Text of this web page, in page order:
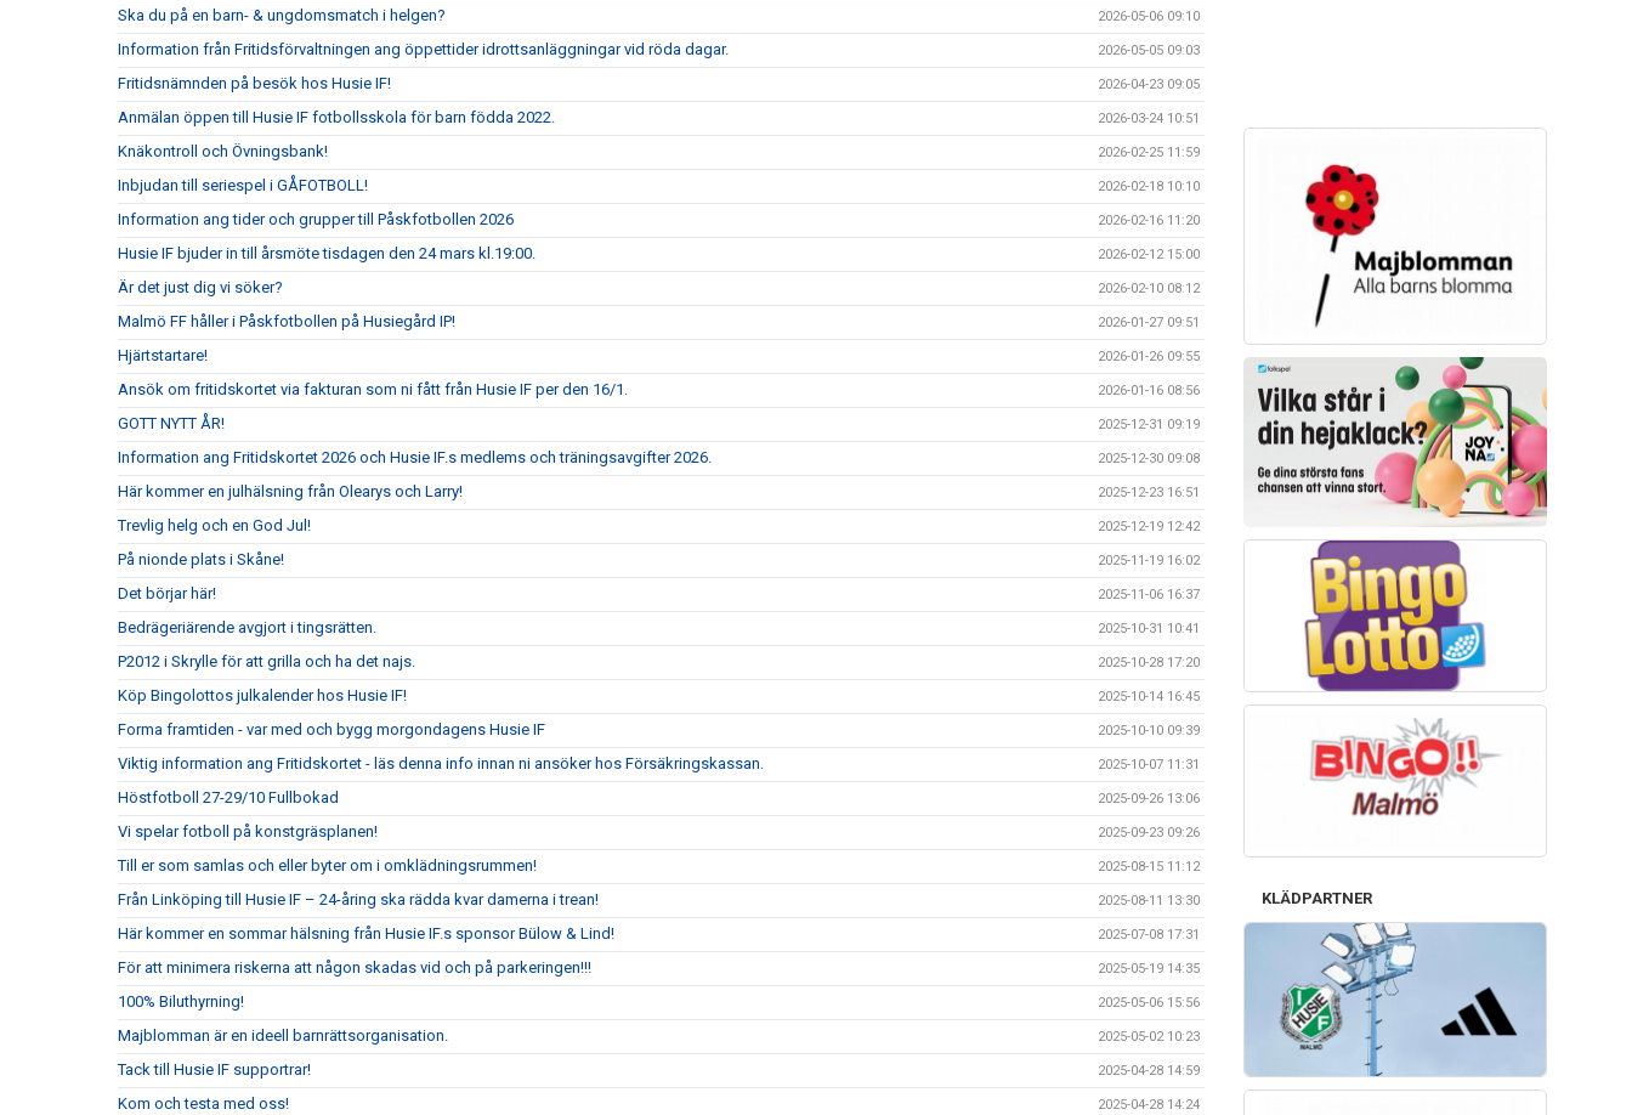
Ska du på en barn- & ungdomsmatch i helgen? 2026-05-06 09:10
Information från Fritidsförvaltningen ang öppettider idrottsanläggningar vid röda dagar. 2026-05-05 09:03
Fritidsnämnden på besök hos Husie IF! 2026-04-23 09:05
Anmälan öppen till Husie IF fotbollsskola för barn födda 2022. 2026-03-24 10:51
Knäkontroll och Övningsbank! 2026-02-25 11:59
Inbjudan till seriespel i GÅFOTBOLL! 2026-02-18 10:10
Information ang tider och grupper till Påskfotbollen 2026 2026-02-16 11:20
Husie IF bjuder in till årsmöte tisdagen den 24 mars kl.19:00. 2026-02-12 15:00
Är det just dig vi söker? 2026-02-10 08:12
Malmö FF håller i Påskfotbollen på Husiegård IP! 2026-01-27 09:51
Hjärtstartare! 2026-01-26 09:55
Ansök om fritidskortet via fakturan som ni fått från Husie IF per den 16/1. 2026-01-16 08:56
GOTT NYTT ÅR! 2025-12-31 09:19
Information ang Fritidskortet 2026 och Husie IF.s medlems och träningsavgifter 2026. 2025-12-30 09:08
Här kommer en julhälsning från Olearys och Larry! 2025-12-23 16:51
Trevlig helg och en God Jul! 2025-12-19 12:42
På nionde plats i Skåne! 2025-11-19 16:02
Det börjar här! 2025-11-06 16:37
Bedrägeriärende avgjort i tingsrätten. 2025-10-31 10:41
P2012 i Skrylle för att grilla och ha det najs. 2025-10-28 17:20
Köp Bingolottos julkalender hos Husie IF! 2025-10-14 16:45
Forma framtiden - var med och bygg morgondagens Husie IF 2025-10-10 09:39
Viktig information ang Fritidskortet - läs denna info innan ni ansöker hos Försäkringskassan. 2025-10-07 11:31
Höstfotboll 27-29/10 Fullbokad 2025-09-26 13:06
Vi spelar fotboll på konstgräsplanen! 2025-09-23 09:26
Till er som samlas och eller byter om i omklädningsrummen! 2025-08-15 11:12
Från Linköping till Husie IF – 24-åring ska rädda kvar damerna i trean! 2025-08-11 13:30
Här kommer en sommar hälsning från Husie IF.s sponsor Bülow & Lind! 2025-07-08 17:31
För att minimera riskerna att någon skadas vid och på parkeringen!!! 2025-05-19 14:35
100% Biluthyrning! 2025-05-06 15:56
Majblomman är en ideell barnrättsorganisation. 2025-05-02 10:23
Tack till Husie IF supportrar! 2025-04-28 14:59
Kom och testa med oss! 2025-04-28 14:24
KLÄDPARTNER